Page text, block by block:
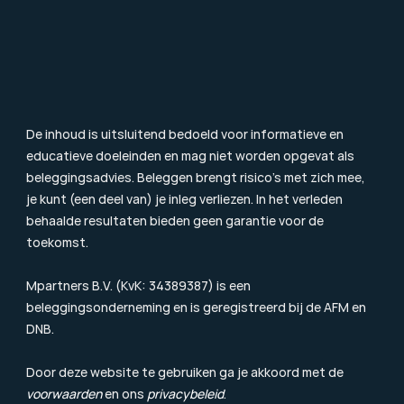
Cookiebeleid
De inhoud is uitsluitend bedoeld voor informatieve en
educatieve doeleinden en mag niet worden opgevat als
beleggingsadvies. Beleggen brengt risico’s met zich mee,
je kunt (een deel van) je inleg verliezen. In het verleden
behaalde resultaten bieden geen garantie voor de
toekomst.
Mpartners B.V. (KvK: 34389387) is een
beleggingsonderneming en is geregistreerd bij de AFM en
DNB.
voorwaarden en ons privacybeleid.